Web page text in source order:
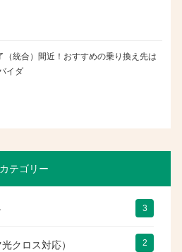
（統合）間近！おすすめの乗り換え先は
イダ
カテゴリー
3
クロス対応） 2